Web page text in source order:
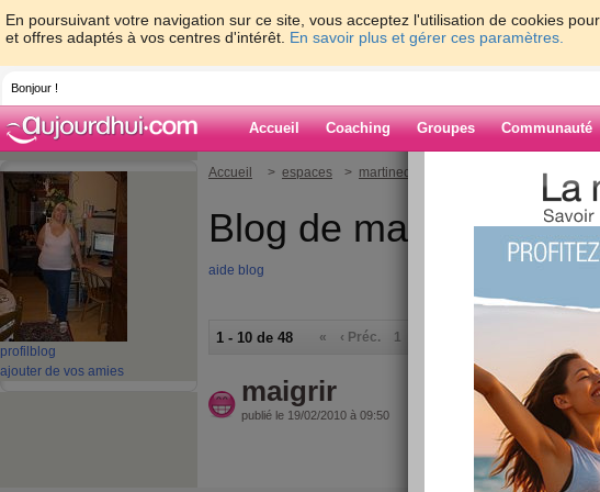
En poursuivant votre navigation sur ce site, vous acceptez l'utilisation de cookies
et offres adaptés à vos centres d'intérêt. En savoir plus et gérer ces paramètres.
Bonjour !
Accueil Coaching Groupes Communauté
profil blog
ajouter de vos amies
Accueil > espaces > martinecarol
Blog de martinecarol
aide blog
1 - 10 de 48 « ‹ Préc. 1
maigrir
publié le 19/02/2010 à 09:50